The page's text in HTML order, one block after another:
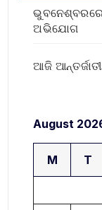
ଅଭିଯୋଗ
ଆଜି
August
M T